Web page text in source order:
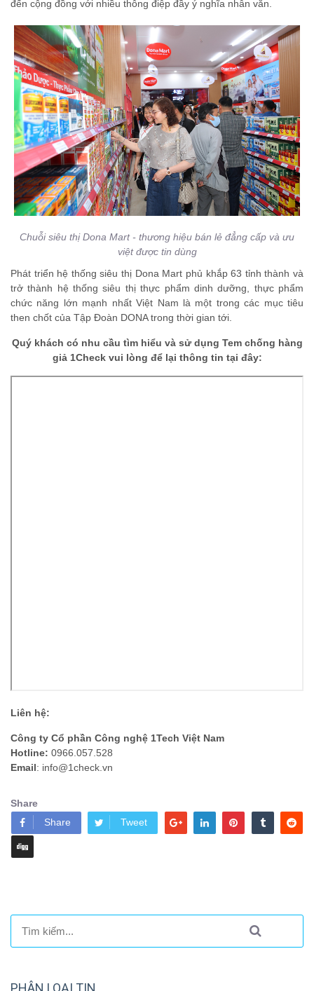
đến cộng đồng với nhiều thông điệp đầy ý nghĩa nhân văn.
Chuỗi siêu thị Dona Mart - thương hiệu bán lẻ đẳng cấp và ưu
việt được tin dùng
Phát triển hệ thống siêu thị Dona Mart phủ khắp 63 tỉnh thành và
trở thành hệ thống siêu thị thực phẩm dinh dưỡng, thực phẩm
chức năng lớn mạnh nhất Việt Nam là một trong các mục tiêu
then chốt của Tập Đoàn DONA trong thời gian tới.
Quý khách có nhu cầu tìm hiểu và sử dụng Tem chống hàng
giả 1Check vui lòng để lại thông tin tại đây:
Liên hệ:
Công ty Cổ phần Công nghệ 1Tech Việt Nam
Hotline: 0966.057.528
Email: info@1check.vn
Share
Share
Tweet
PHÂN LOẠI TIN